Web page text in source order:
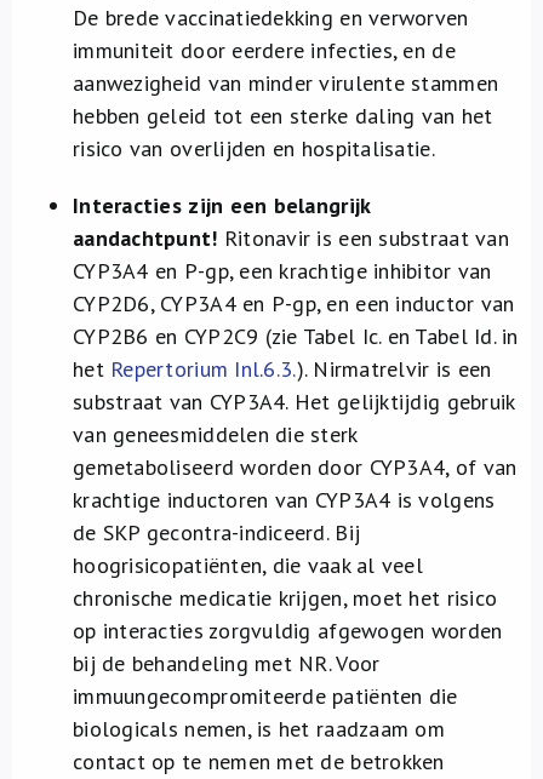
De brede vaccinatiedekking en verworven
immuniteit door eerdere infecties, en de
aanwezigheid van minder virulente stammen
hebben geleid tot een sterke daling van het
risico van overlijden en hospitalisatie.
Interacties zijn een belangrijk
aandachtpunt! Ritonavir is een substraat van
CYP3A4 en P-gp, een krachtige inhibitor van
CYP2D6, CYP3A4 en P-gp, en een inductor van
CYP2B6 en CYP2C9 (zie Tabel Ic. en Tabel Id. in
het Repertorium Inl.6.3.). Nirmatrelvir is een
substraat van CYP3A4. Het gelijktijdig gebruik
van geneesmiddelen die sterk
gemetaboliseerd worden door CYP3A4, of van
krachtige inductoren van CYP3A4 is volgens
de SKP gecontra-indiceerd. Bij
hoogrisicopatiënten, die vaak al veel
chronische medicatie krijgen, moet het risico
op interacties zorgvuldig afgewogen worden
bij de behandeling met NR. Voor
immuungecompromiteerde patiënten die
biologicals nemen, is het raadzaam om
contact op te nemen met de betrokken